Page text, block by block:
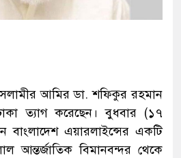
আমির ডা. শফিকুর রহমান
ত্যাগ করেছেন। বুধবার (১৭
বাংলাদেশ এয়ারলাইন্সের একটি
আন্তর্জাতিক বিমানবন্দর থেকে